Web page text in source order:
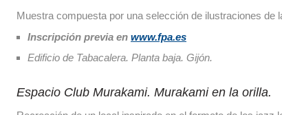
Muestra compuesta por una selección de ilustraciones
Inscripción previa en www.fpa.es
Edificio de Tabacalera. Planta baja. Gijón.
Espacio Club Murakami. Murakami en la orilla.